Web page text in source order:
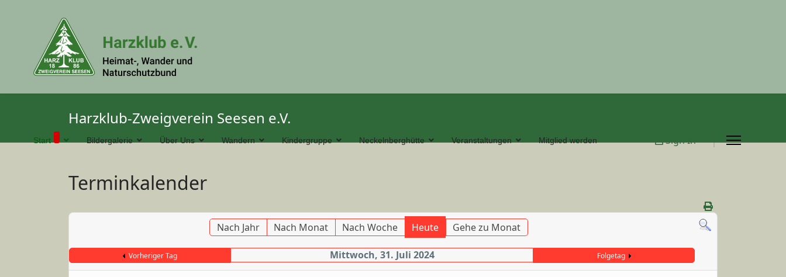
Start Bildergalerie Über Uns Wandern Kindergruppe Neckelnberghütte Veranstaltungen Mitglied werden Sign In
Harzklub-Zweigverein Seesen e.V.
Terminkalender
Nach Jahr Nach Monat Nach Woche Heute Gehe zu Monat
Vorheriger Tag Mittwoch, 31. Juli 2024 Folgetag